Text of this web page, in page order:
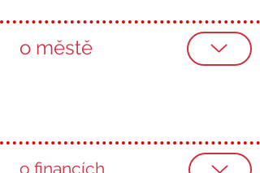
o městě
o financích